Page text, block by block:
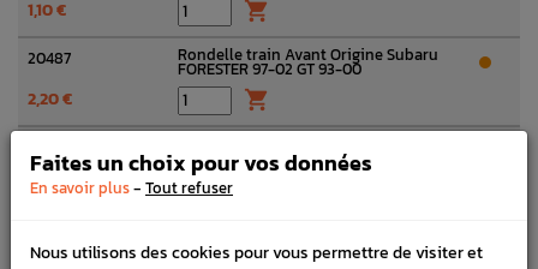
1,10 € 
20487 Rondelle train Avant Origine Subaru
FORESTER 97-02 GT 93-00
2,20 € 
STI FORESTER BRZ
4,03 €
suspension
Faites un choix pour vos données
En savoir plus- Tout refuser
Nous utilisons des cookies pour vous permettre de visiter et